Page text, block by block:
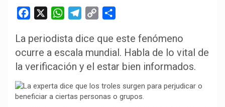
c
e
b
o
W
a
t
s
p
l
e
g
a
p
y
L
n
m
p
a
t
La periodista dice que este fenómeno
ocurre a escala mundial. Habla de lo vital de
la verificación y el estar bien informados.